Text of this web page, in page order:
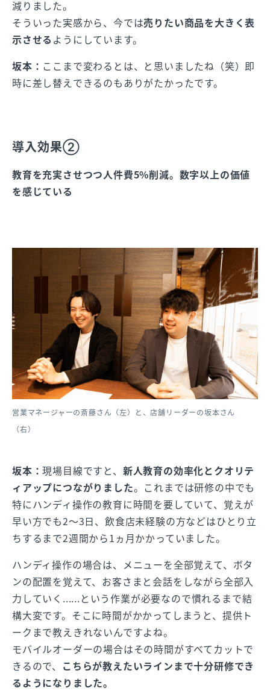
減りました。
そういった実感から、今では売りたい商品を大きく表
示させる ようにしています。
坂本： ここまで変わるとは、と思いましたね（笑）即
時に差し替えできるのもありがたかったです。
導入効果②
教育を充実させつつ人件費5%削減。数字以上の価値
を感じている
営業マネージャーの斎藤さん（左）と、店舗リーダーの坂本さん
（右）
坂本：現場目線ですと、 新人教育の効率化とクオリテ
ィアップにつながりました。これまでは研修の中でも
特にハンディ操作の教育に時間を要していて、覚えが
早い方でも2〜3日、飲食店未経験の方などはひとり立
ちするまで2週間から1ヵ月かかっていました。
ハンディ操作の場合は、メニューを全部覚えて、ボタ
ンの配置を覚えて、お客さまと会話をしながら全部入
力していく......という作業が必要なので慣れるまで結
構大変です。そこに時間がかかってしまうと、提供ト
ークまで教えきれないんですよね。
モバイルオーダーの場合はその時間がすべてカットで
きるので、 こちらが教えたいラインまで十分研修でき
るようになりました。